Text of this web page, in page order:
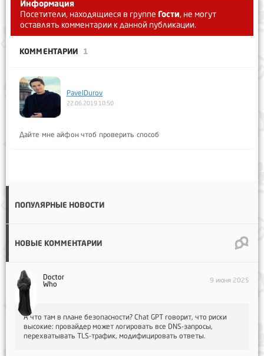
Информация
Посетители, находящиеся в группе Гости, не могут
оставлять комментарии к данной публикации.
КОММЕНТАРИИ 1
PavelDurov
22.06.2019 10:50
Дайте мне айфон чтоб проверить способ
ПОПУЛЯРНЫЕ НОВОСТИ
НОВЫЕ КОММЕНТАРИИ
Doctor
Who
9 июня 2025
А что там в плане безопасности? Chat GPT говорит, что риски
высокие: провайдер может логировать все DNS-запросы,
перехватывать TLS-трафик, модифицировать ответы.